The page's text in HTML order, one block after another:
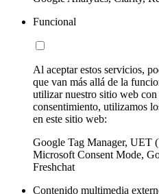
Funcional
Al aceptar estos servicios,
que van más allá de la
utilizar nuestro sitio web
consentimiento, utilizamos
en este sitio web:
Google Tag Manager, UET
Microsoft Consent Mode,
Freshchat
Contenido multimedia